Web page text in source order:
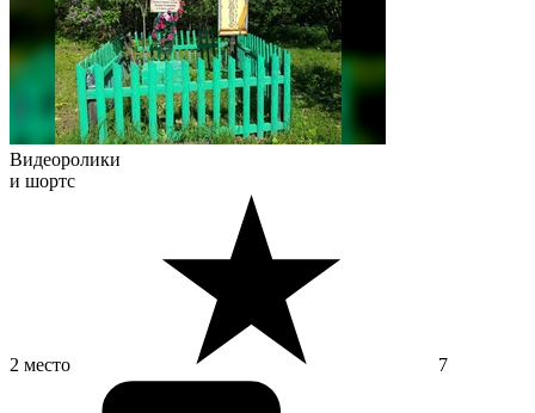
Видеоролики
и шортс
2 место 7